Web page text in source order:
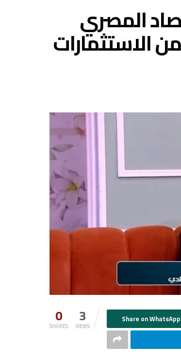
المصري
الاستثمارات
0
SHARES 3
VIEWS